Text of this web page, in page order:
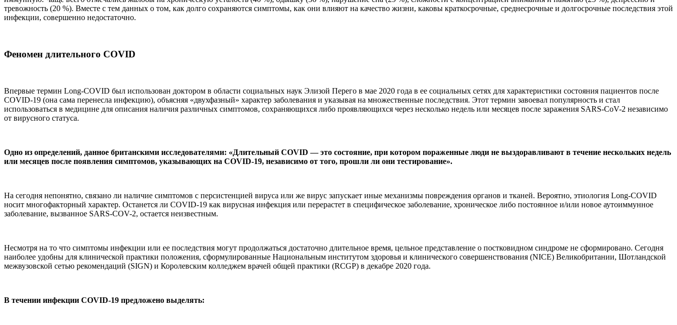
тревожность (20 %). Вместе с тем данных о том, как долго сохраняются симптомы, как они влияют на качество жизни, каковы краткосрочные, среднесрочные и долгосрочные последствия этой
инфекции, совершенно недостаточно.
Феномен длительного COVID
Впервые термин Long-COVID был использован доктором в области социальных наук Элизой Перего в мае 2020 года в ее социальных сетях для характеристики состояния пациентов после
COVID-19 (она сама перенесла инфекцию), объясняя «двухфазный» характер заболевания и указывая на множественные последствия. Этот термин завоевал популярность и стал
использоваться в медицине для описания наличия различных симптомов, сохраняющихся либо проявляющихся через несколько недель или месяцев после заражения SARS-CoV-2 независимо
от вирусного статуса.
Одно из определений, данное британскими исследователями: «Длительный COVID — это состояние, при котором пораженные люди не выздоравливают в течение нескольких недель
или месяцев после появления симптомов, указывающих на COVID-19, независимо от того, прошли ли они тестирование».
На сегодня непонятно, связано ли наличие симптомов с персистенцией вируса или же вирус запускает иные механизмы повреждения органов и тканей. Вероятно, этиология Long-COVID
носит многофакторный характер. Останется ли COVID-19 как вирусная инфекция или перерастет в специфическое заболевание, хроническое либо постоянное и/или новое аутоиммунное
заболевание, вызванное SARS-COV-2, остается неизвестным.
Несмотря на то что симптомы инфекции или ее последствия могут продолжаться достаточно длительное время, цельное представление о постковидном синдроме не сформировано. Сегодня
наиболее удобны для клинической практики положения, сформулированные Национальным институтом здоровья и клинического совершенствования (NICE) Великобритании, Шотландской
межвузовской сетью рекомендаций (SIGN) и Королевским колледжем врачей общей практики (RCGP) в декабре 2020 года.
В течении инфекции COVID-19 предложено выделять: